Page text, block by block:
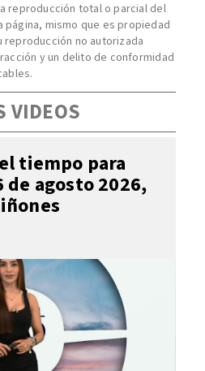
reproducción total o parcial del
página, mismo que es propiedad
reproducción no autorizada
y un delito de conformidad
VIDEOS
tiempo para
de agosto 2026,